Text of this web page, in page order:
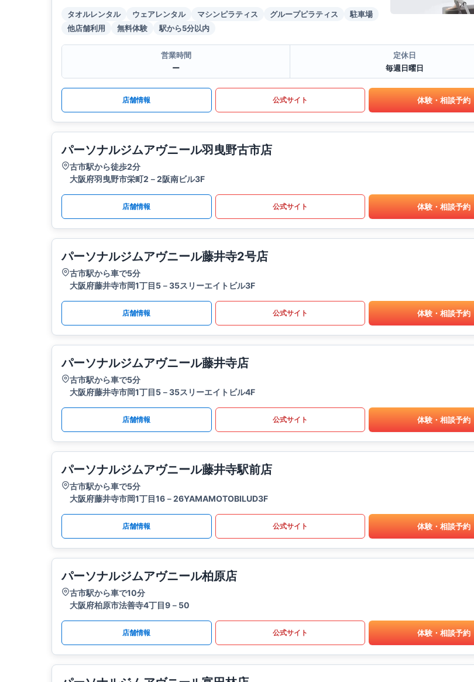
タオルレンタル ウェアレンタル マシンピラティス グループピラティス
駐車場
他店舗利用
無料体験 駅から5分以内
営業時間
ー
定休日
毎週日曜日
店舗情報 公式サイト 体験・相談予約
パーソナルジムアヴニール羽曳野古市店
古市駅から徒歩2分
大阪府羽曳野市栄町2－2阪南ビル3F
店舗情報 公式サイト 体験・相談予約
パーソナルジムアヴニール藤井寺2号店
古市駅から車で5分
大阪府藤井寺市岡1丁目5－35スリーエイトビル3F
店舗情報 公式サイト 体験・相談予約
パーソナルジムアヴニール藤井寺店
古市駅から車で5分
大阪府藤井寺市岡1丁目5－35スリーエイトビル4F
店舗情報 公式サイト 体験・相談予約
パーソナルジムアヴニール藤井寺駅前店
古市駅から車で5分
大阪府藤井寺市岡1丁目16－26YAMAMOTOBILUD3F
店舗情報 公式サイト 体験・相談予約
パーソナルジムアヴニール柏原店
古市駅から車で10分
大阪府柏原市法善寺4丁目9－50
店舗情報 公式サイト 体験・相談予約